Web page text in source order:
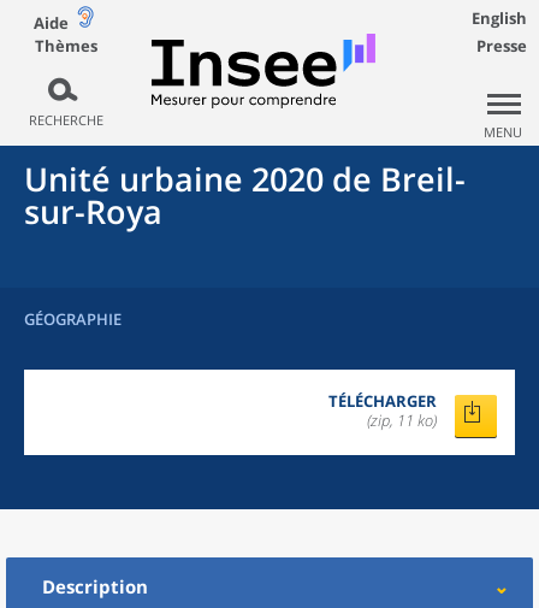
Aide
Thèmes
RECHERCHE
English
Presse
MENU
Unité urbaine 2020 de Breil-
sur-Roya
GÉOGRAPHIE
TÉLÉCHARGER
(zip, 11 ko)
Description